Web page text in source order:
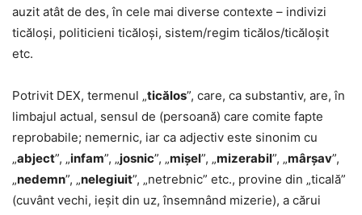
auzit atât de des, în cele mai diverse contexte – indivizi
ticăloși, politicieni ticăloși, sistem/regim ticălos/ticăloșit
etc.
Potrivit DEX, termenul „ticălos”, care, ca substantiv, are, în
limbajul actual, sensul de (persoană) care comite fapte
reprobabile; nemernic, iar ca adjectiv este sinonim cu
„abject”, „infam”, „josnic”, „mișel”, „mizerabil”, „mârșav”,
„nedemn”, „nelegiuit”, „netrebnic” etc., provine din „ticală”
(cuvânt vechi, ieșit din uz, însemnând mizerie), a cărui